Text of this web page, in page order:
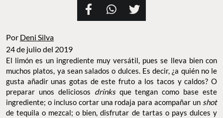
Por Deni Silva
24 de julio del 2019
El limón es un ingrediente muy versátil, pues se lleva bien con
muchos platos, ya sean salados o dulces. Es decir, ¿a quién no le
gusta añadir unas gotas de este fruto a los tacos y caldos? O
preparar unos deliciosos drinksque tengan como base este
ingrediente; o incluso cortar una rodaja para acompañar un shot
de tequila o mezcal; o bien, disfrutar de tartas o pays dulces y